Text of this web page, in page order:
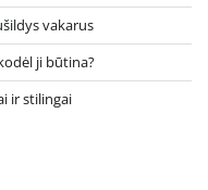
vakarus
ji būtina?
ir stilingai